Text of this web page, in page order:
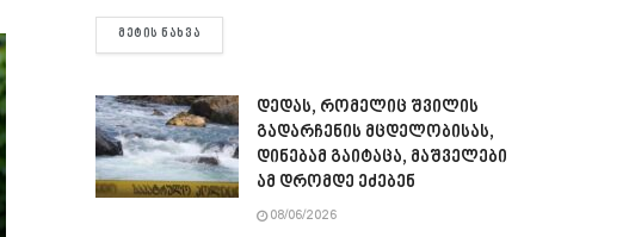
ᲛᲔᲢᲘᲡ ᲜᲐᲮᲕᲐ
დედას, რომელიც შვილის
გადარჩენის მცდელობისას,
დინებამ გაიტაცა, მაშველები
ამ დრომდე ეძებენ
08/06/2026